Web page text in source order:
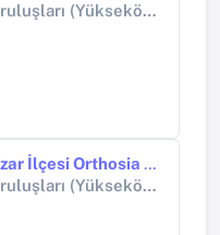
Diğer Kamu Kuruluşları (Yükseköğretim Kurumları Hariç) (Diğer kamu kuruluşları (Yükseköğretim Kurumları hariç))
Aydın li, Yenipazar İlçesi Orthosia Antik Kenti ve Nazilli İlçesi Mastaura Antik Kenti Arkeolojik Yüzey Araştırması Proje No: YA010902
Diğer Kamu Kuruluşları (Yükseköğretim Kurumları Hariç) (Diğer kamu kuruluşları (Yükseköğretim Kurumları hariç))